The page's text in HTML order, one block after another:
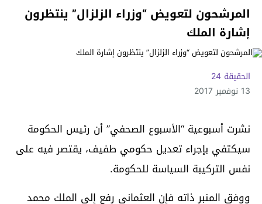
المرشحون لتعويض “وزراء الزلزال” ينتظرون
إشارة الملك
الحقيقة 24
13 نوفمبر 2017
نشرت أسبوعية “الأسبوع الصحفي” أن رئيس الحكومة
سيكتفي بإجراء تعديل حكومي طفيف، يقتصر فيه على
نفس التركيبة السياسة للحكومة.
ووفق المنبر ذاته فإن العثماني رفع إلى الملك محمد